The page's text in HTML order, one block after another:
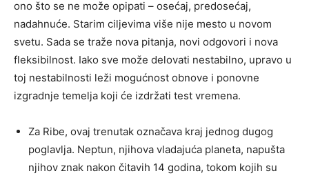
ono što se ne može opipati – osećaj, predosećaj,
nadahnuće. Starim ciljevima više nije mesto u novom
svetu. Sada se traže nova pitanja, novi odgovori i nova
fleksibilnost. Iako sve može delovati nestabilno, upravo u
toj nestabilnosti leži mogućnost obnove i ponovne
izgradnje temelja koji će izdržati test vremena.
Za Ribe, ovaj trenutak označava kraj jednog dugog
poglavlja. Neptun, njihova vladajuća planeta, napušta
njihov znak nakon čitavih 14 godina, tokom kojih su